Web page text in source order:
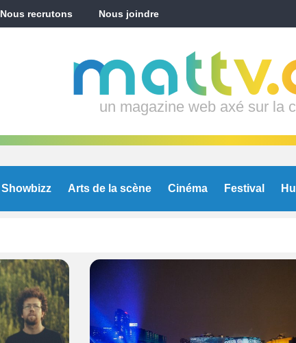
Nous recrutons Nous joindre
un magazine web axé sur la
Showbizz Arts de la scène Cinéma Festival